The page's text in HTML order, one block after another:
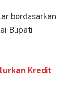
berdasarkan
Bupati
Kredit